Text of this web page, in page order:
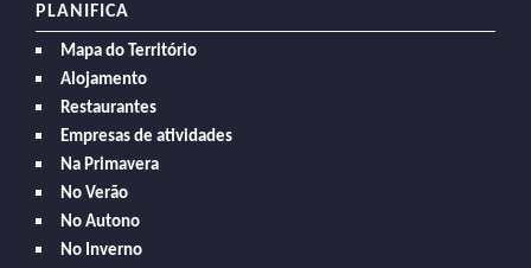
PLANIFICA
Mapa do Território
Alojamento
Restaurantes
Empresas de atividades
Na Primavera
No Verão
No Autono
No Inverno